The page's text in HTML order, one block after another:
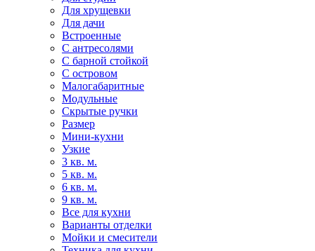
Для хрущевки
Для дачи
Встроенные
С антресолями
С барной стойкой
С островом
Малогабаритные
Модульные
Скрытые ручки
Размер
Мини-кухни
Узкие
3 кв. м.
5 кв. м.
6 кв. м.
9 кв. м.
Все для кухни
Варианты отделки
Мойки и смесители